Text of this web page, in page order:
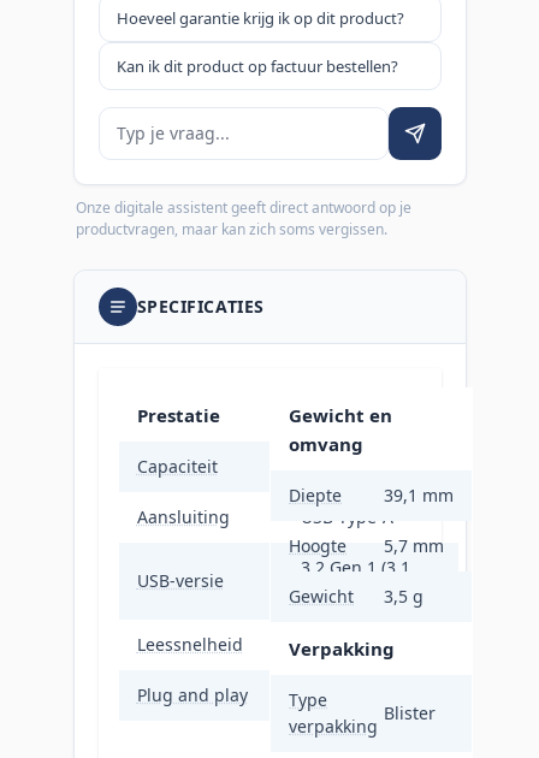
Hoeveel garantie krijg ik op dit product?
Kan ik dit product op factuur bestellen?
Je vraag
Onze digitale assistent geeft direct antwoord op je
productvragen, maar kan zich soms vergissen.
SPECIFICATIES
Prestatie
Capaciteit
Aansluiting USB Type-A
USB-versie
3.2 Gen 1 (3.1
Gen 1)
Leessnelheid 100 MB/s
Plug and play Ja
Windows Vista,
Gewicht en
omvang
Diepte 39,1 mm
Hoogte 5,7 mm
Gewicht 3,5 g
Verpakking
Type
verpakking
Blister